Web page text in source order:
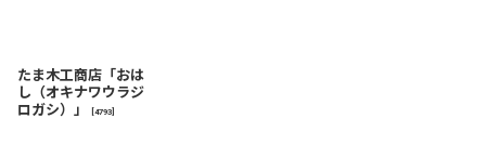
たま木工商店「おは
し（オキナワウラジ
ロガシ）」
4793